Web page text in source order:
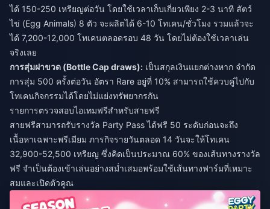
ได้ 150-250 เหรียญต่อวัน โดยใช้เวลาเก็บเกี่ยวเพียง 2-3 นาที สัตว์
ไข่ (Egg Animals) 8 ตัว จะผลิตได้ 6-10 โทเคน/ชั่วโมง รวมแล้วจะ
ได้ 7,200-12,000 โทเคนตลอดรอบ 48 วัน โดยไม่ต้องใช้เวลาเล่น
จริงเลย
การสุ่มฝาขวด (Bottle Cap draws): เป็นสกุลเงินแยกต่างหาก จำกัด
การสุ่ม 500 ครั้งต่อวัน อัตรา Rare อยู่ที่ 10% สามารถใช้ควบคู่ไปกับ
โทเคนกิจกรรมได้โดยไม่แย่งทรัพยากรกัน
รายการตรวจสอบไอเทมฟรีสำหรับสายฟรี
สายฟรีสามารถรับรางวัล Party Pass ได้ฟรี 50 ระดับก่อนจะถึง
เนื้อหาเฉพาะพรีเมียม ภารกิจรายวันตลอด 14 วันจะให้โทเคน
32,900-52,500 เหรียญ ซึ่งคิดเป็นประมาณ 60% ของเส้นทางรางวัล
ฟรี จำเป็นต้องเข้าเล่นอย่างสม่ำเสมอพร้อมใช้เส้นทางฟาร์มที่เหมาะ
สมและเปิดตัวคูณ